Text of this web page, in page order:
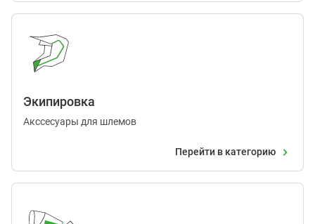
Экипировка
Акссесуары для шлемов
Перейти в категорию